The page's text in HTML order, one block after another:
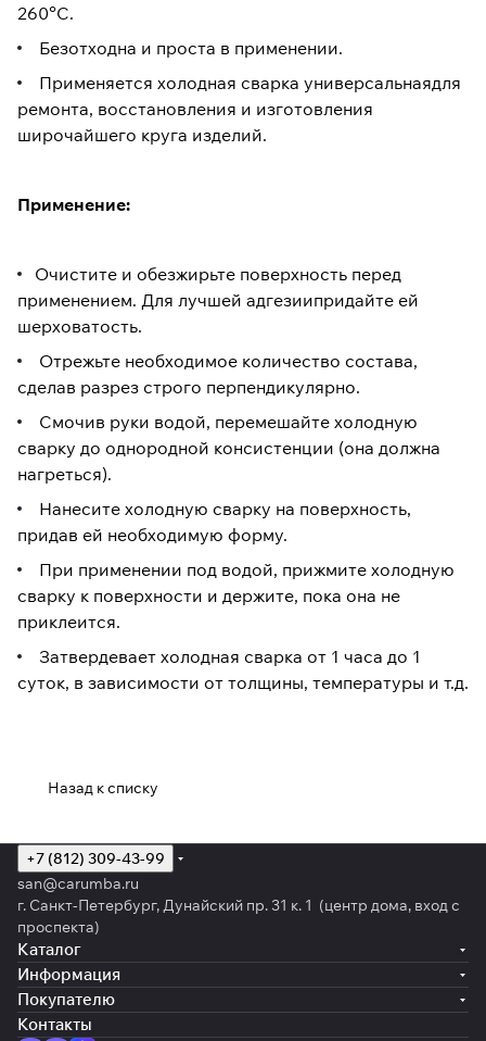
260°С.
Безотходна и проста в применении.
Применяется холодная сварка универсальнаядля
ремонта, восстановления и изготовления
широчайшего круга изделий.
Применение:
Очистите и обезжирьте поверхность перед
применением. Для лучшей адгезиипридайте ей
шерховатость.
Отрежьте необходимое количество состава,
сделав разрез строго перпендикулярно.
Смочив руки водой, перемешайте холодную
сварку до однородной консистенции (она должна
нагреться).
Нанесите холодную сварку на поверхность,
придав ей необходимую форму.
При применении под водой, прижмите холодную
сварку к поверхности и держите, пока она не
приклеится.
Затвердевает холодная сварка от 1 часа до 1
суток, в зависимости от толщины, температуры и т.д.
Назад к списку
+7 (812) 309-43-99
san@carumba.ru
г. Санкт-Петербург, Дунайский пр. 31 к. 1 (центр дома, вход с
проспекта)
Каталог
Информация
Покупателю
Контакты